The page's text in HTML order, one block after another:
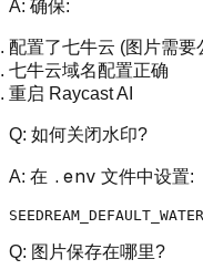
A: 确保:
配置了七牛云 (图片需
七牛云域名配置正确
重启 Raycast AI
Q: 如何关闭水印?
A: 在 .env 文件中设置:
Q: 图片保存在哪里?